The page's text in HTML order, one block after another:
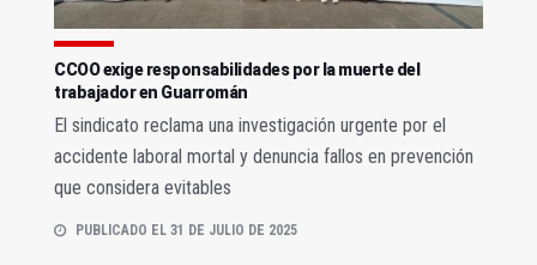
CCOO exige responsabilidades por la muerte del
trabajador en Guarromán
El sindicato reclama una investigación urgente por el
accidente laboral mortal y denuncia fallos en prevención
que considera evitables
PUBLICADO EL 31 DE JULIO DE 2025